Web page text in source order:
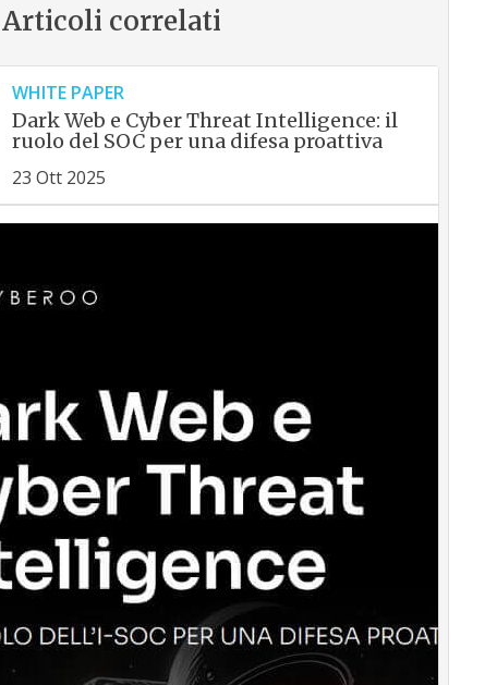
Articoli correlati
WHITE PAPER
Dark Web e Cyber Threat Intelligence: il
ruolo del SOC per una difesa proattiva
23 Ott 2025